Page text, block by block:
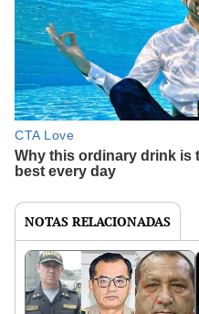
NOTAS RELACIONADAS